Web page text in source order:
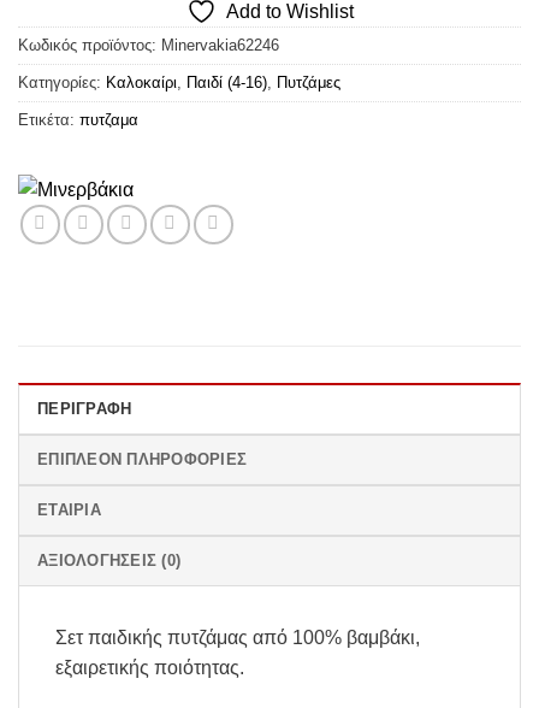
Add to Wishlist
Κωδικός προϊόντος: Minervakia62246
Κατηγορίες: Καλοκαίρι, Παιδί (4-16), Πυτζάμες
Ετικέτα: πυτζαμα
ΠΕΡΙΓΡΑΦΉ
ΕΠΙΠΛΈΟΝ ΠΛΗΡΟΦΟΡΊΕΣ
ΕΤΑΙΡΊΑ
ΑΞΙΟΛΟΓΉΣΕΙΣ (0)
Σετ παιδικής πυτζάμας από 100% βαμβάκι,
εξαιρετικής ποιότητας.